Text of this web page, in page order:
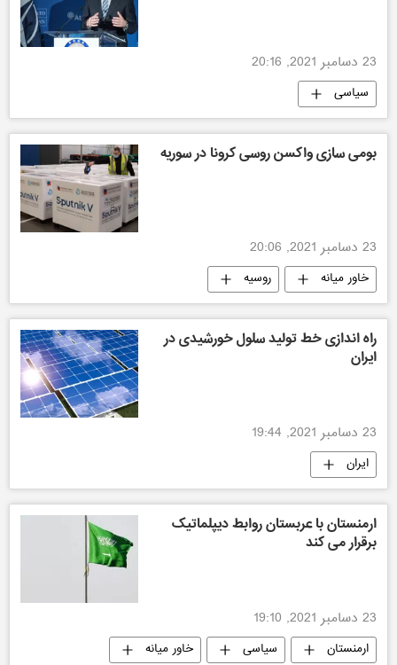
23 دسامبر 2021, 20:16
سیاسی
بومی سازی واکسن روسی کرونا در سوریه
23 دسامبر 2021, 20:06
خاور میانه
روسیه
ویروس کرونا در جهان
راه اندازی خط تولید سلول خورشیدی در
ایران
23 دسامبر 2021, 19:44
ایران
ارمنستان با عربستان روابط دیپلماتیک
برقرار می کند
23 دسامبر 2021, 19:10
ارمنستان سیاسی
خاور میانه